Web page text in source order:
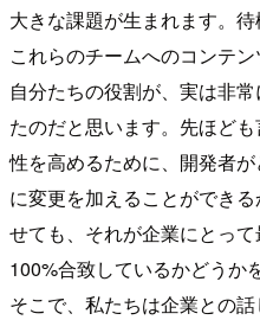
大きな課題が生まれます。待
これらのチームへのコンテ
自分たちの役割が、実は非
たのだと思います。先ほど
性を高めるために、開発者
に変更を加えることができ
せても、それが企業にとっ
100%合致しているかどうか
そこで、私たちは企業との